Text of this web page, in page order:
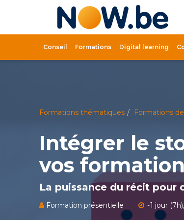
Conseil Formations Digital learning
Formations thématiques Formations
Intégrer le
vos
La puissance du récit pour
Formation présentielle ~1 jour